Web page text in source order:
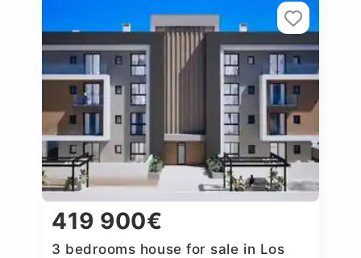
419 900€
3 bedrooms house for sale in Los